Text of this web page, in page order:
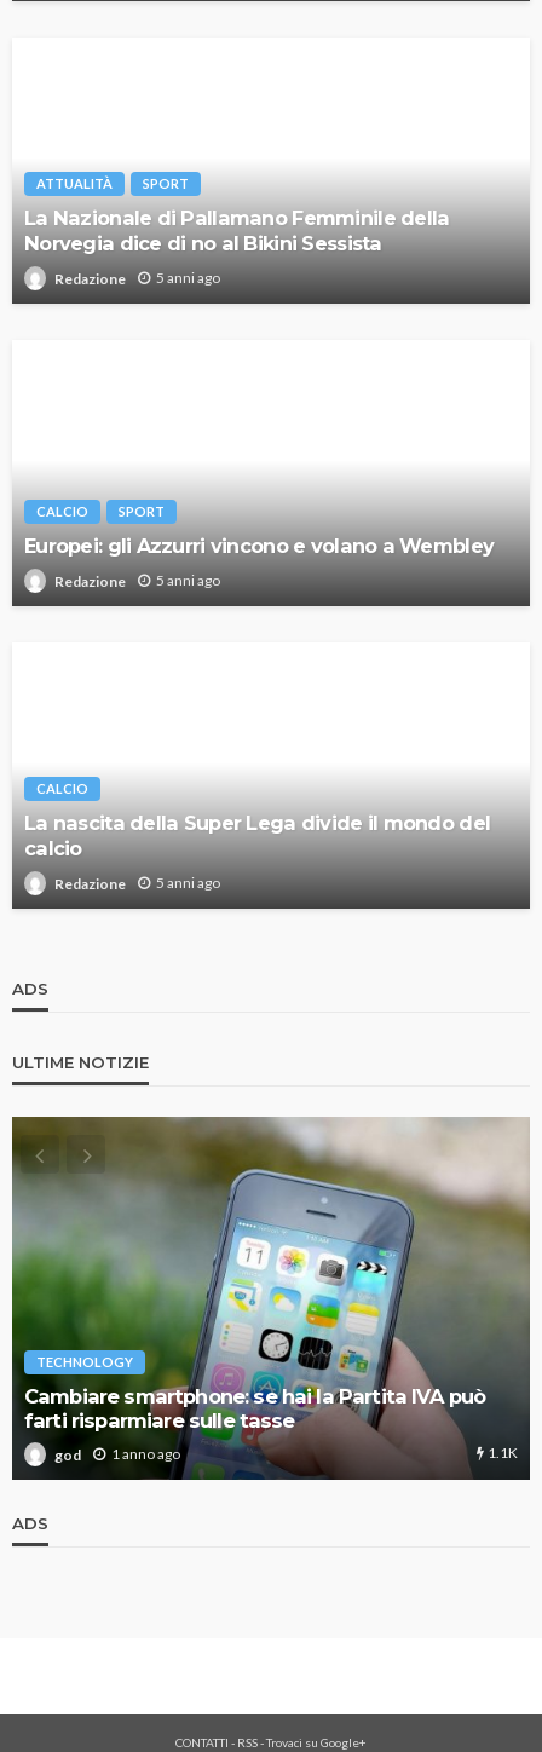
ATTUALITÀ SPORT
La Nazionale di Pallamano Femminile della
Norvegia dice di no al Bikini Sessista
Redazione 5 anni ago
CALCIO SPORT
Europei: gli Azzurri vincono e volano a Wembley
Redazione 5 anni ago
CALCIO
La nascita della Super Lega divide il mondo del
calcio
Redazione 5 anni ago
ADS
ULTIME NOTIZIE
TECHNOLOGY
Cambiare smartphone: se hai la Partita IVA può
farti risparmiare sulle tasse
god 1 anno ago 1.1K
ADS
CONTATTI - RSS-Trovaci su Google+